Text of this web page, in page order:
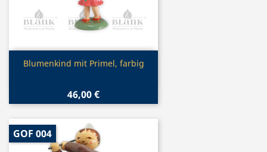
Vorschau
Blumenkind mit Primel, farbig
46,00 €
GOF 004